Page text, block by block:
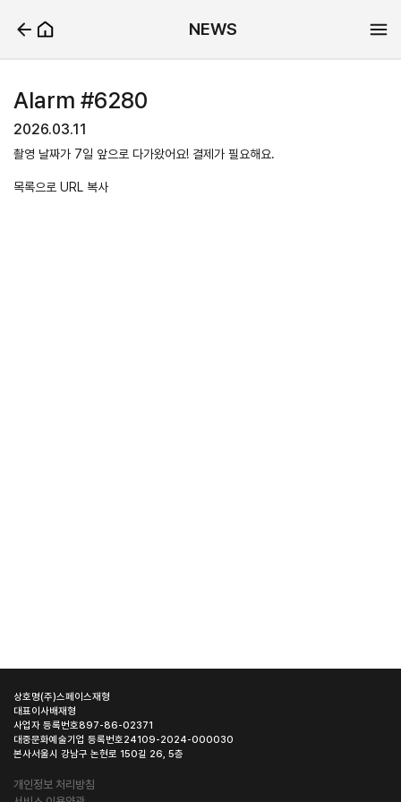
NEWS
Alarm #6280
2026.03.11
촬영 날짜가 7일 앞으로 다가왔어요! 결제가 필요해요.
목록으로 URL 복사
상호명(주)스페이스재형
대표이사배재형
사업자 등록번호897-86-02371
대중문화예술기업 등록번호24109-2024-000030
본사서울시 강남구 논현로 150길 26, 5층
개인정보 처리방침